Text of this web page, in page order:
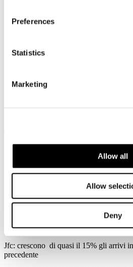
Preferences
Statistics
Marketing
Allow all
Allow
Deny
Behavior Highlights”, il nuovo report
Phocuswright, con il patrocinio di
News 2026
Record storico per il trasporto aereo
domenica 26 luglio sono stati 8446 i
100 voli il precedente record stabilito il
aerei assistiti in decollo o atterraggio.
News 2026
Jfc: crescono di quasi il 15% gli arrivi
precedente